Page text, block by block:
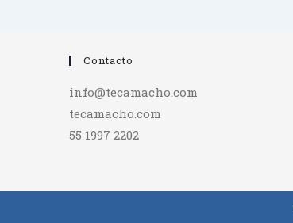
Contacto
info@tecamacho.com
tecamacho.com
55 1997 2202